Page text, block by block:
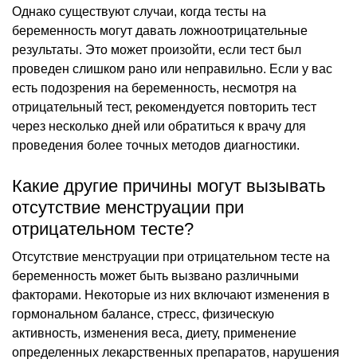
Однако существуют случаи, когда тесты на
беременность могут давать ложноотрицательные
результаты. Это может произойти, если тест был
проведен слишком рано или неправильно. Если у вас
есть подозрения на беременность, несмотря на
отрицательный тест, рекомендуется повторить тест
через несколько дней или обратиться к врачу для
проведения более точных методов диагностики.
Какие другие причины могут вызывать
отсутствие менструации при
отрицательном тесте?
Отсутствие менструации при отрицательном тесте на
беременность может быть вызвано различными
факторами. Некоторые из них включают изменения в
гормональном балансе, стресс, физическую
активность, изменения веса, диету, применение
определенных лекарственных препаратов, нарушения